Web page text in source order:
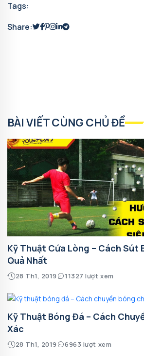
Tags:
Share:
BÀI VIẾT CÙNG CHỦ ĐỀ
Kỹ Thuật Cứa Lòng – Cách Sút
Quả Nhất
28 Th1, 2019 11327 lượt xem
Kỹ Thuật Bóng Đá – Cách
Xác
28 Th1, 2019 6963 lượt xem